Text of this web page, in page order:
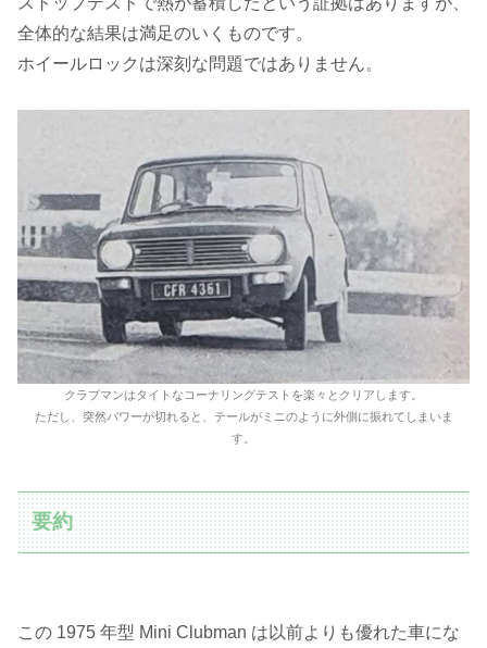
全体的な結果は満足のいくものです。
ホイールロックは深刻な問題ではありません。
クラブマンはタイトなコーナリングテストを楽々とクリアします。
ただし、突然パワーが切れると、テールがミニのように外側に振れてしまいま
す。
要約
この 1975 年型 Mini Clubman は以前よりも優れた車にな